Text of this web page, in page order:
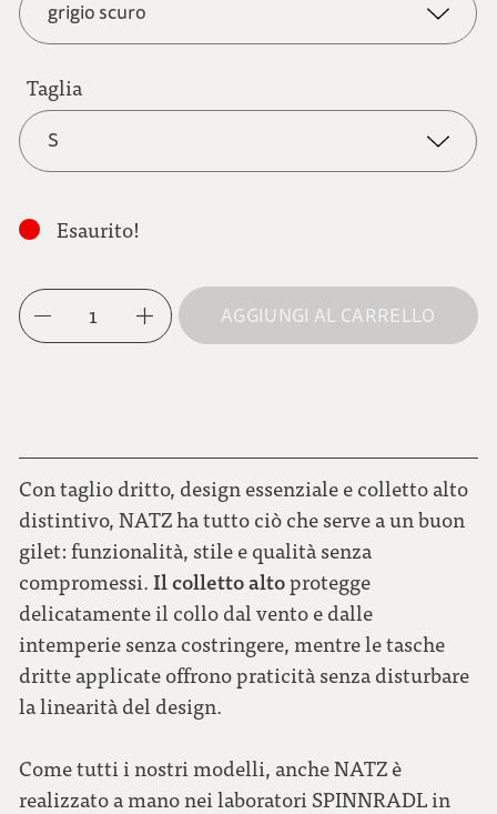
grigio scuro
grigio scuro
antracite
marrone chiaro
marrone moka
Taglia
S
L
Esaurito!
1 AGGIUNGI AL CARRELLO
Con taglio dritto, design essenziale e colletto alto
distintivo, NATZ ha tutto ciò che serve a un buon
gilet: funzionalità, stile e qualità senza
compromessi. Il colletto altoprotegge
delicatamente il collo dal vento e dalle
intemperie senza costringere, mentre le tasche
dritte applicate offrono praticità senza disturbare
la linearità del design.
Come tutti i nostri modelli, anche NATZ è
realizzato a mano nei laboratori SPINNRADL in